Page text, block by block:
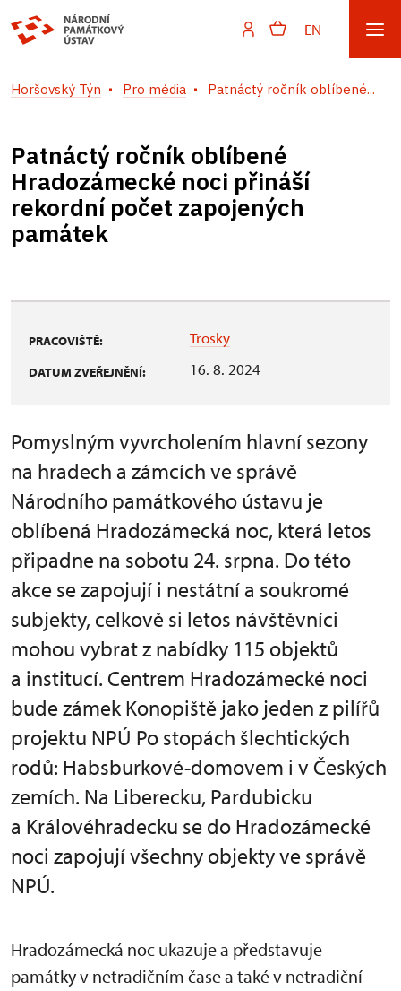
EN
Horšovský Týn Pro média Patnáctý ročník oblíbené...
Patnáctý ročník oblíbené
Hradozámecké noci přináší
rekordní počet zapojených
památek
PRACOVIŠTĚ: Trosky
DATUM ZVEŘEJNĚNÍ: 16. 8. 2024
Pomyslným vyvrcholením hlavní sezony
na hradech a zámcích ve správě
Národního památkového ústavu je
oblíbená Hradozámecká noc, která letos
připadne na sobotu 24. srpna. Do této
akce se zapojují i nestátní a soukromé
subjekty, celkově si letos návštěvníci
mohou vybrat z nabídky 115 objektů
a institucí. Centrem Hradozámecké noci
bude zámek Konopiště jako jeden z pilířů
projektu NPÚ Po stopách šlechtických
rodů: Habsburkové-domovem i v Českých
zemích. Na Liberecku, Pardubicku
a Královéhradecku se do Hradozámecké
noci zapojují všechny objekty ve správě
NPÚ.
Hradozámecká noc ukazuje a představuje
památky v netradičním čase a také v netradiční